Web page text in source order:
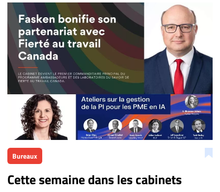
Bureaux
Cette semaine dans les cabinets